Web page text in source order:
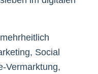
Social
Vermarktung,